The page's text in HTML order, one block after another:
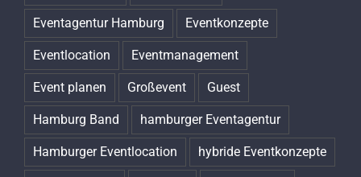
Eventagentur Hamburg Eventkonzepte
Eventlocation Eventmanagement
Event planen Großevent Guest
Hamburg Band hamburger Eventagentur
Hamburger Eventlocation hybride Eventkonzepte